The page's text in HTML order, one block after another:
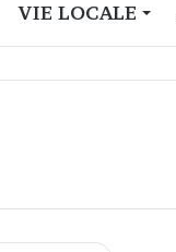
VIE LOCALE